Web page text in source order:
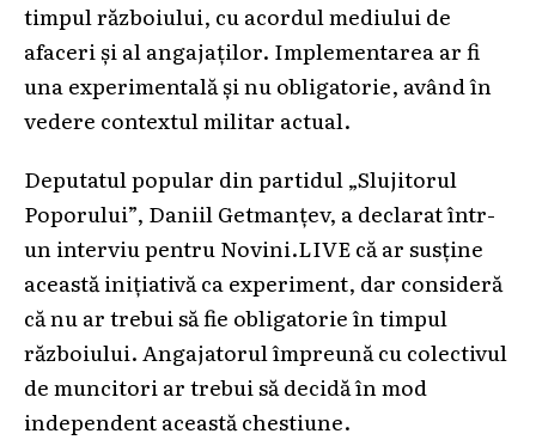
timpul războiului, cu acordul mediului de
afaceri și al angajaților. Implementarea ar fi
una experimentală și nu obligatorie, având în
vedere contextul militar actual.
Deputatul popular din partidul „Slujitorul
Poporului”, Daniil Getmanțev, a declarat într-
un interviu pentru Novini.LIVE că ar susține
această inițiativă ca experiment, dar consideră
că nu ar trebui să fie obligatorie în timpul
războiului. Angajatorul împreună cu colectivul
de muncitori ar trebui să decidă în mod
independent această chestiune.